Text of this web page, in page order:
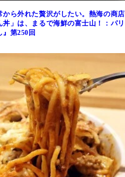
から外れた贅沢がしたい。熱海の商店
」は、まるで海鮮の富士山！：パリ
』第250回